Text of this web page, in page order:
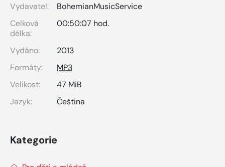
Vydavatel:
BohemianMusicService
Celková
délka:
00:50:07 hod.
Vydáno:
2013
Formáty:
MP3
Velikost:
47 MiB
Jazyk:
Čeština
Kategorie